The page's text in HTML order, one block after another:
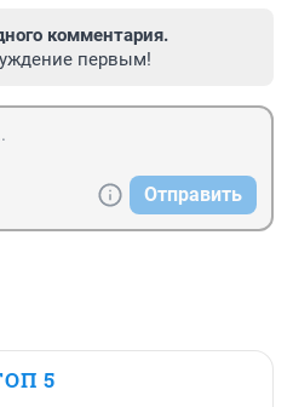
комментария.
первым!
Отправить
5